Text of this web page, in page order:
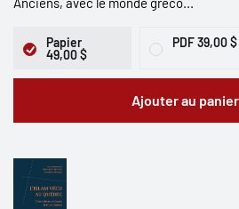
Papier
49,00 $
PDF 39,00 $
Ajouter au panier